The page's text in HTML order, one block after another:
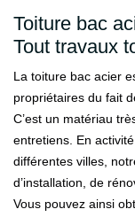
Toiture bac
Tout travaux
La toiture bac acier
propriétaires du fait
C’est un matériau
entretiens. En
différentes villes,
d’installation, de
Vous pouvez ainsi